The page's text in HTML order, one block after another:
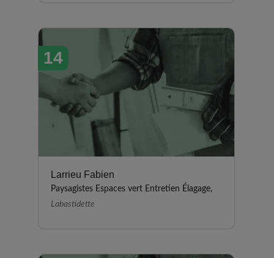
14
Larrieu Fabien
Paysagistes Espaces vert Entretien Élagage,
Labastidette